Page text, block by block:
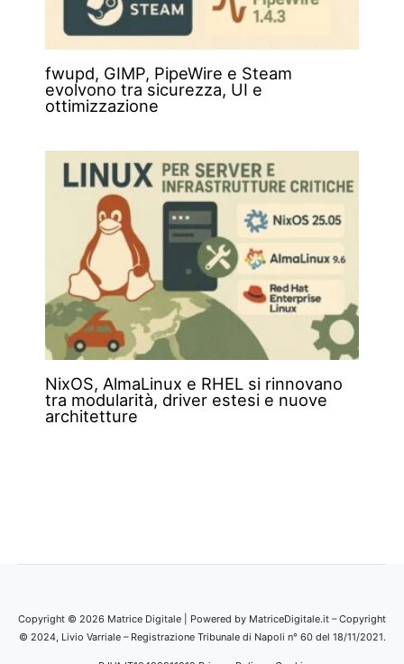
fwupd, GIMP, PipeWire e Steam
evolvono tra sicurezza, UI e
ottimizzazione
NixOS, AlmaLinux e RHEL si rinnovano
tra modularità, driver estesi e nuove
architetture
Copyright © 2026 Matrice Digitale | Powered by MatriceDigitale.it – Copyright
© 2024, Livio Varriale – Registrazione Tribunale di Napoli n° 60 del 18/11/2021.